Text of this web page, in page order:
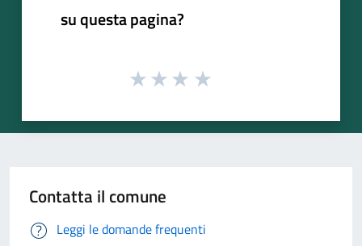
su questa pagina?
Contatta il comune
Leggi le domande frequenti